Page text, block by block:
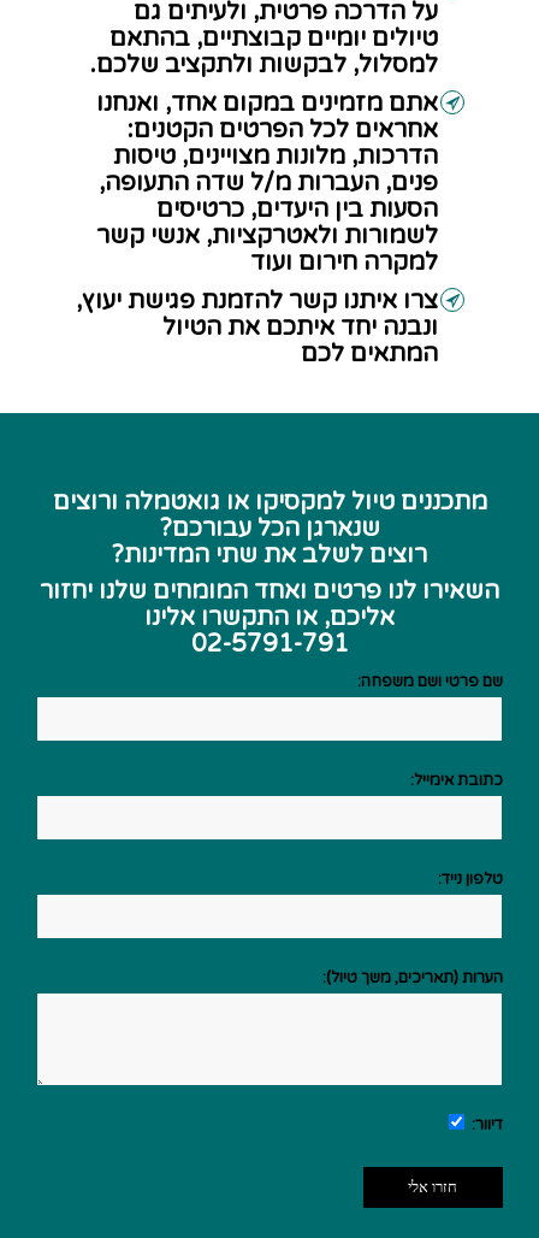
על הדרכה פרטית, ולעיתים גם
טיולים יומיים קבוצתיים, בהתאם
למסלול, לבקשות ולתקציב שלכם.
אתם מזמינים במקום אחד, ואנחנו
אחראים לכל הפרטים הקטנים:
הדרכות, מלונות מצויינים, טיסות
פנים, העברות מ/ל שדה התעופה,
הסעות בין היעדים, כרטיסים
לשמורות ולאטרקציות, אנשי קשר
למקרה חירום ועוד
צרו איתנו קשר להזמנת פגישת יעוץ,
ונבנה יחד איתכם את הטיול
המתאים לכם
מתכננים טיול למקסיקו או גואטמלה ורוצים
שנארגן הכל עבורכם?
רוצים לשלב את שתי המדינות?
השאירו לנו פרטים ואחד המומחים שלנו יחזור
אליכם, או התקשרו אלינו
02-5791-791
שם פרטי ושם משפחה:
כתובת אימייל:
טלפון נייד:
הערות (תאריכים, משך טיול):
דיוור: